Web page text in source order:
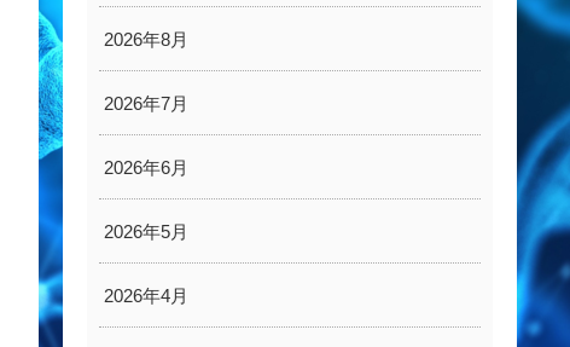
2026年8月
2026年7月
2026年6月
2026年5月
2026年4月